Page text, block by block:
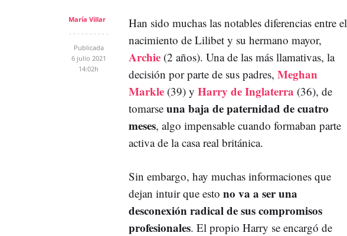
María Villar
Publicada
6 julio 2021
14:02h
Han sido muchas las notables diferencias entre el
nacimiento de Lilibet y su hermano mayor,
Archie (2 años). Una de las más llamativas, la
decisión por parte de sus padres, Meghan
Markle (39) y Harry de Inglaterra (36), de
tomarse una baja de paternidad de cuatro
meses, algo impensable cuando formaban parte
activa de la casa real británica.
Sin embargo, hay muchas informaciones que
dejan intuir que esto no va a ser una
desconexión radical de sus compromisos
profesionales. El propio Harry se encargó de